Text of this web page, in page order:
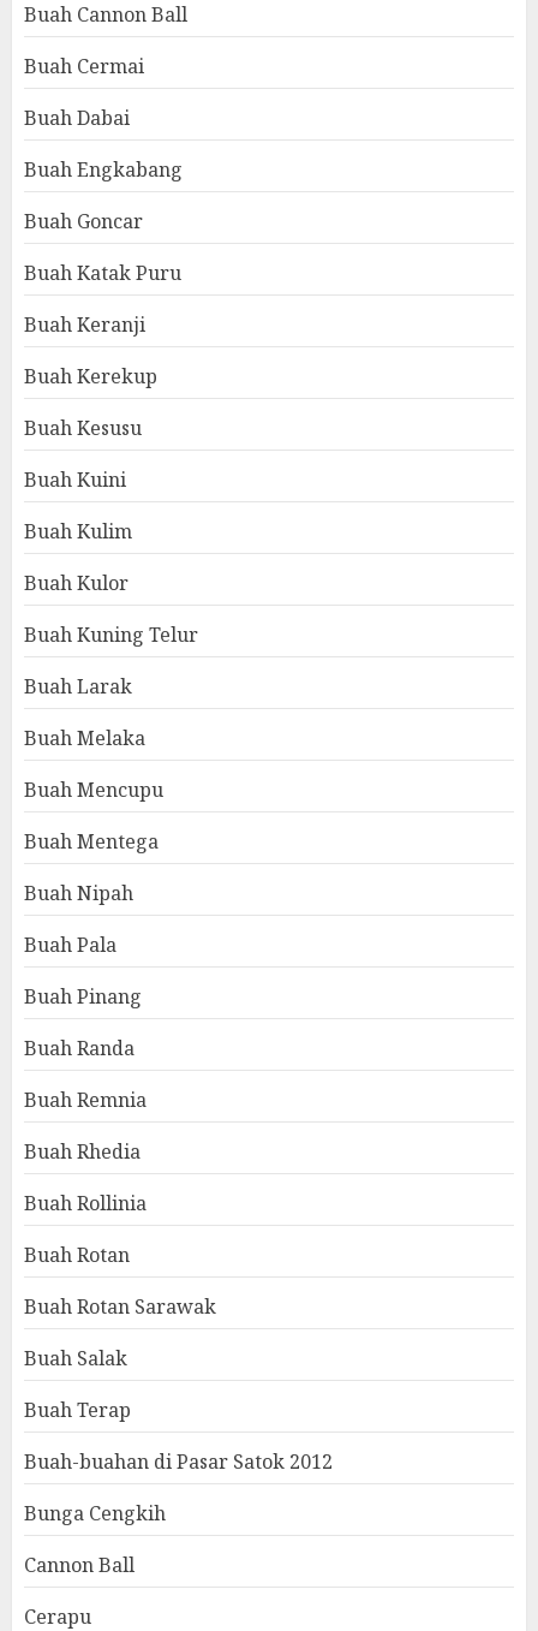
Buah Cannon Ball
Buah Cermai
Buah Dabai
Buah Engkabang
Buah Goncar
Buah Katak Puru
Buah Keranji
Buah Kerekup
Buah Kesusu
Buah Kuini
Buah Kulim
Buah Kulor
Buah Kuning Telur
Buah Larak
Buah Melaka
Buah Mencupu
Buah Mentega
Buah Nipah
Buah Pala
Buah Pinang
Buah Randa
Buah Remnia
Buah Rhedia
Buah Rollinia
Buah Rotan
Buah Rotan Sarawak
Buah Salak
Buah Terap
Buah-buahan di Pasar Satok 2012
Bunga Cengkih
Cannon Ball
Cerapu